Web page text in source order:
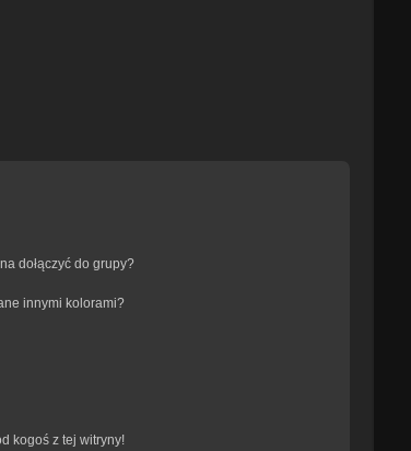
dołączyć do grupy?
innymi kolorami?
kogoś z tej witryny!